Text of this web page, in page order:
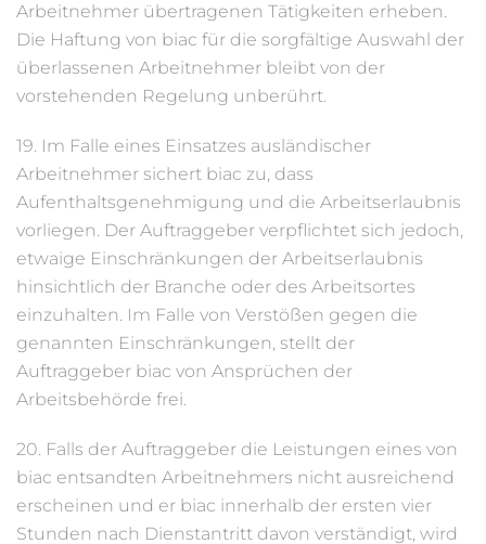
Arbeitnehmer übertragenen Tätigkeiten erheben.
Die Haftung von biac für die sorgfältige Auswahl der
überlassenen Arbeitnehmer bleibt von der
vorstehenden Regelung unberührt.
19. Im Falle eines Einsatzes ausländischer
Arbeitnehmer sichert biac zu, dass
Aufenthaltsgenehmigung und die Arbeitserlaubnis
vorliegen. Der Auftraggeber verpflichtet sich jedoch,
etwaige Einschränkungen der Arbeitserlaubnis
hinsichtlich der Branche oder des Arbeitsortes
einzuhalten. Im Falle von Verstößen gegen die
genannten Einschränkungen, stellt der
Auftraggeber biac von Ansprüchen der
Arbeitsbehörde frei.
20. Falls der Auftraggeber die Leistungen eines von
biac entsandten Arbeitnehmers nicht ausreichend
erscheinen und er biac innerhalb der ersten vier
Stunden nach Dienstantritt davon verständigt, wird